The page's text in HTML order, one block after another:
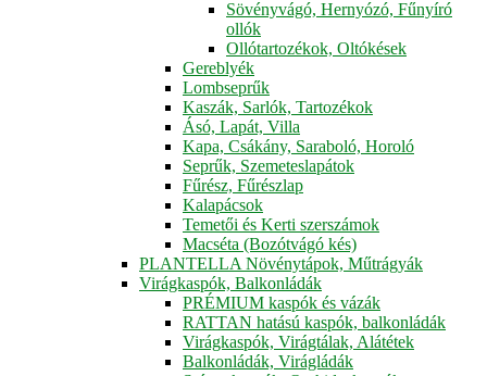
Sövényvágó, Hernyózó, Fűnyíró
ollók
Ollótartozékok, Oltókések
Gereblyék
Lombseprűk
Kaszák, Sarlók, Tartozékok
Ásó, Lapát, Villa
Kapa, Csákány, Saraboló, Horoló
Seprűk, Szemeteslapátok
Fűrész, Fűrészlap
Kalapácsok
Temetői és Kerti szerszámok
Macséta (Bozótvágó kés)
PLANTELLA Növénytápok, Műtrágyák
Virágkaspók, Balkonládák
PRÉMIUM kaspók és vázák
RATTAN hatású kaspók, balkonládák
Virágkaspók, Virágtálak, Alátétek
Balkonládák, Virágládák